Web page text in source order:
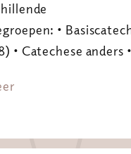
•
• Catechese anders